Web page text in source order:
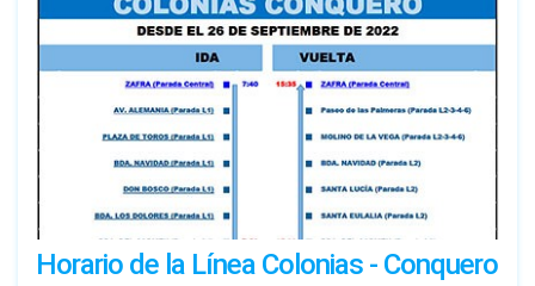
Horario de la Línea Colonias - Conquero